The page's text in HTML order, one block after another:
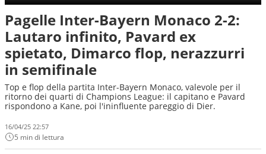
Pagelle Inter-Bayern Monaco 2-2:
Lautaro infinito, Pavard ex
spietato, Dimarco flop, nerazzurri
in semifinale
Top e flop della partita Inter-Bayern Monaco, valevole per il
ritorno dei quarti di Champions League: il capitano e Pavard
rispondono a Kane, poi l'ininfluente pareggio di Dier.
16/04/25 22:57
5 min di lettura